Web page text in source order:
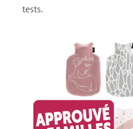
tests.